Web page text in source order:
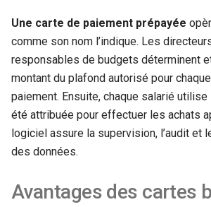
Une carte de paiement prépayée
comme son nom l’indique. Les
responsables de budgets déterminent
montant du plafond autorisé pour
paiement. Ensuite, chaque salarié utilise
été attribuée pour effectuer les achats
logiciel assure la supervision, l’audit et
des données.
Avantages des cartes